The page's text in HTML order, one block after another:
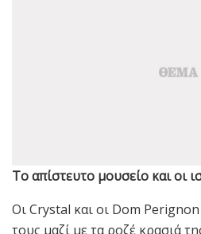
Το απίστευτο μουσείο και οι
Οι Crystal και οι Dom
τους μαζί με τα ροζέ κρασιά